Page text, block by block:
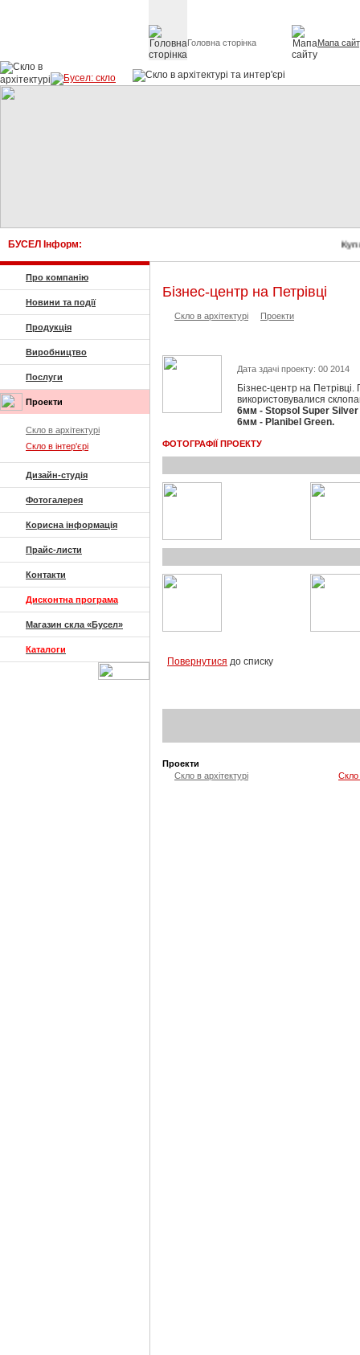
Головна сторінка Мапа
БУСЕЛ Інформ:
Про компанію
Новини та події
Продукція
Виробництво
Послуги
Проекти
Скло в архітектурі
Скло в інтер'єрі
Дизайн-студія
Фотогалерея
Корисна інформація
Прайс-листи
Контакти
Дисконтна програма
Магазин скла «Бусел»
Каталоги
Бізнес-центр на Петрівці
Скло в архітектурі Проекти
Дата здачі проекту: 00 2014
Бізнес-центр на Петрівці.
використовувалися
6мм - Stopsol Super Silver
6мм - Planibel Green.
ФОТОГРАФІЇ ПРОЕКТУ
Повернутися до списку
Проекти
Скло в архітектурі
Скло